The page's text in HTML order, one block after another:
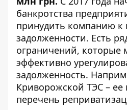
банкротства
принудить компанию к
задолженности. Есть
ограничений,
эффективно
задолженность.
Криворожской ТЭС –
перечень